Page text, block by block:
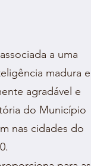
a uma
madura e
agradável e
do Município
nas cidades do